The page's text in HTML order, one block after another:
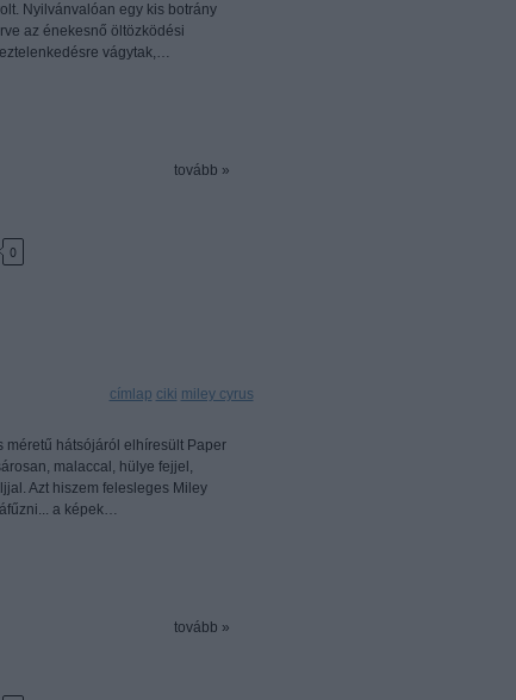
Nyilvánvalóan egy kis botrány
az énekesnő öltözködési
vágytak,…
tovább »
0
címlap ciki miley cyrus
méretű hátsójáról elhíresült Paper
malaccal, hülye fejjel,
Azt hiszem felesleges Miley
a képek…
tovább »